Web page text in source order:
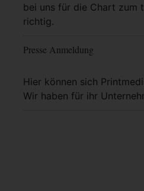
bei uns für die Chart zum
richtig.
Presse Anmeldung
Hier können sich
Wir haben für ihr
Mehr Info